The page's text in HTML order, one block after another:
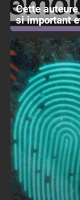
Cette
si important